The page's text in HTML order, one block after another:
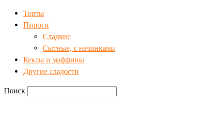
Торты
Пироги
Сладкие
Сытные, с начинками
Кексы и маффины
Другие сладости
Поиск